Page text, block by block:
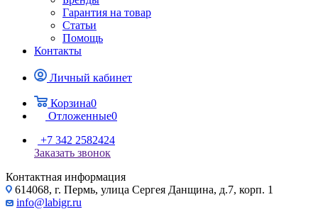
Гарантия на товар
Статьи
Помощь
Контакты
Личный кабинет
Корзина0
Отложенные0
+7 342 2582424
Заказать звонок
Контактная информация
614068, г. Пермь, улица Сергея Данщина, д.7, корп. 1
info@labigr.ru